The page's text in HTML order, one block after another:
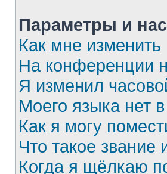
Параметры и
Как мне
На конференции
Я изменил
Моего языка нет
Как я могу
Что такое звание
Когда я щёлкаю